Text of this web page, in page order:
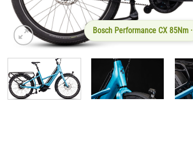
Bosch Performance CX 85Nm ·